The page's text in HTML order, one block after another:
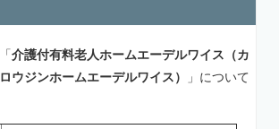
介護付有料老人ホームエーデルワイス（カ
ウジンホームエーデルワイス）
」について